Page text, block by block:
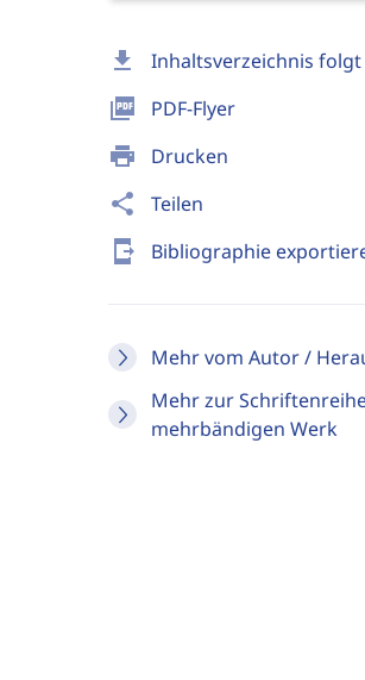
download Inhaltsverzeichnis folgt
picture_as_pdf PDF-Flyer
print Drucken
share Teilen
send_to_mobile Bibliographie
Mehr vom Autor /
Mehr zur
mehrbändigen Werk